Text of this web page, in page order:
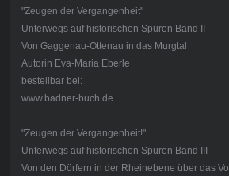
"Zeugen der Vergangenheit"
Unterwegs auf historischen Spuren Band II
Von Gaggenau-Ottenau in das Murgtal
Autorin Eva-Maria Eberle
bestellbar bei:
www.badner-buch.de
"Zeugen der Vergangenheit!"
Unterwegs auf historischen Spuren Band III
Von den Dörfern in der Rheinebene über das